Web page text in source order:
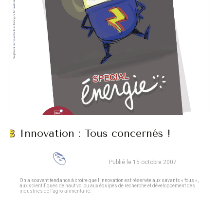
Innovation : Tous concernés !
Publié le 15 octobre 2007
On a souvent tendance à croire que l’innovation est réservée aux savants « fous »,
aux scientifiques de haut vol ou aux équipes de recherche et développement des
industries de l’agro-alimentaire.